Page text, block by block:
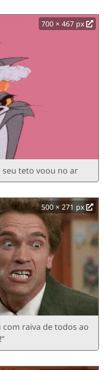
700 × 467 px
seu teto voou no ar
500 × 271 px
raiva de todos ao